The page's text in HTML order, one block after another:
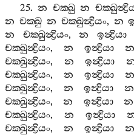
25.න චක‍්ඛු න
න චක‍්ඛු න චක‍්ඛුන්‍ද්‍රියං, න
න
චක‍්ඛුන්‍ද්‍රියං, න ඉන්‍ද්‍රියා
චක‍්ඛුන්‍ද්‍රියං, න ඉන්‍ද්‍රියා න
චක‍්ඛුන්‍ද්‍රියං, න ඉන්‍ද්‍රියා
චක‍්ඛුන්‍ද්‍රියං,න ඉන්‍ද්‍රියා න
චක‍්ඛුන්‍ද්‍රියං, න ඉන්‍ද්‍රියා න
චක‍්ඛුන්‍ද්‍රියං,න ඉන්‍ද්‍රියා න
චක‍්ඛුන්‍ද්‍රියං,න ඉන්‍ද්‍රියා
චක‍්ඛුන්‍ද්‍රියං, න ඉන්‍ද්‍රියා න